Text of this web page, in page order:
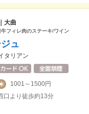
大曲
フィレ肉のステーキ/ワイン
ュ
タリアン
1001～1500円
口より徒歩約13分